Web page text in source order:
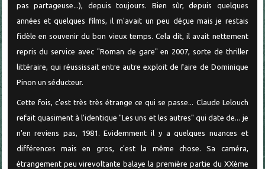
pas partageuse...), depuis toujours. Bien sûr, depuis quelques
années et quelques films, il m'avait un peu déçue mais je restais
fidèle en souvenir du bon vieux temps. Cela dit, il avait nettement
repris du service avec "Roman de gare" en 2007, sorte de thriller
littéraire, qui réussissait entre autre exploit de faire de Dominique
Pinon un séducteur.
Cette fois, c'est très très étrange ce qui se passe... Claude Lelouch
refait quasiment à l'identique "Les uns et les autres" qui date de... je
n'en reviens pas, 1981. Evidemment il y a quelques nuances et
différences mais en gros, c'est la même chose. Sa caméra,
étrangement peu virevoltante balaye la première partie du XXème